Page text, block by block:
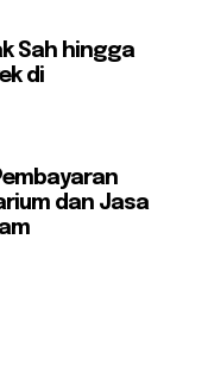
Sah hingga
di
dan Jasa